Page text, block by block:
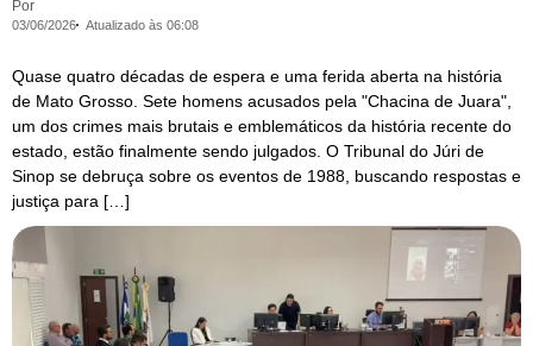
Por
03/06/2026 Atualizado às 06:08
Quase quatro décadas de espera e uma ferida aberta na história
de Mato Grosso. Sete homens acusados pela "Chacina de Juara",
um dos crimes mais brutais e emblemáticos da história recente do
estado, estão finalmente sendo julgados. O Tribunal do Júri de
Sinop se debruça sobre os eventos de 1988, buscando respostas e
justiça para […]